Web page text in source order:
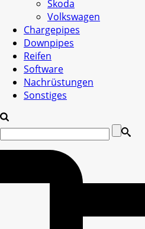
Skoda
Volkswagen
Chargepipes
Downpipes
Reifen
Software
Nachrüstungen
Sonstiges